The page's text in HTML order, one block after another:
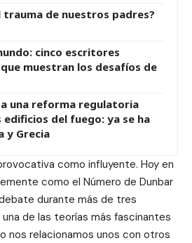
trauma de nuestros padres?
cinco escritores
muestran los desafíos de
una reforma regulatoria
del fuego: ya se ha
y Grecia
como influyente. Hoy en
como el Número de Dunbar
durante más de tres
de las teorías más fascinantes
nos relacionamos unos con otros